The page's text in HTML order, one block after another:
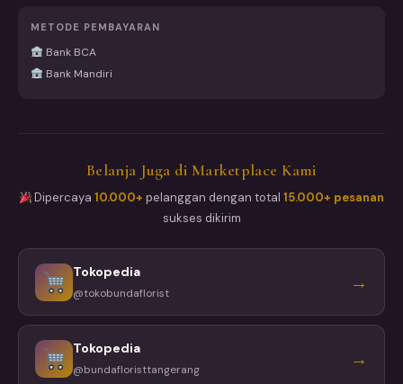
METODE PEMBAYARAN
Bank BCA
Bank Mandiri
Belanja Juga di Marketplace Kami
Dipercaya10.000+ pelanggan dengan total15.000+ pesanan
sukses dikirim
Tokopedia
@tokobundaflorist →
Tokopedia
@bundafloristtangerang →